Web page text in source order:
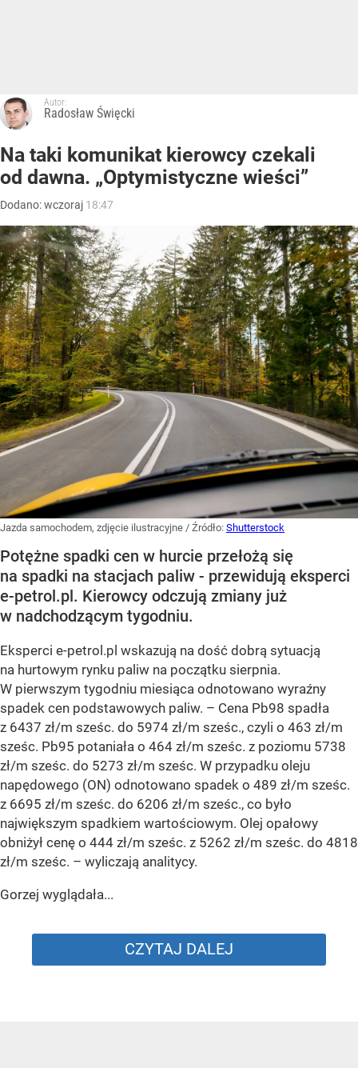
Autor:
Radosław Święcki
Na taki komunikat kierowcy czekali
od dawna. „Optymistyczne wieści”
Dodano:wczoraj 18:47
Jazda samochodem, zdjęcie ilustracyjne / Źródło: Shutterstock
Potężne spadki cen w hurcie przełożą się
na spadki na stacjach paliw - przewidują eksperci
e-petrol.pl. Kierowcy odczują zmiany już
w nadchodzącym tygodniu.
Eksperci e-petrol.pl wskazują na dość dobrą sytuacją
na hurtowym rynku paliw na początku sierpnia.
W pierwszym tygodniu miesiąca odnotowano wyraźny
spadek cen podstawowych paliw. – Cena Pb98 spadła
z 6437 zł/m sześc. do 5974 zł/m sześc., czyli o 463 zł/m
sześc. Pb95 potaniała o 464 zł/m sześc. z poziomu 5738
zł/m sześc. do 5273 zł/m sześc. W przypadku oleju
napędowego (ON) odnotowano spadek o 489 zł/m sześc.
z 6695 zł/m sześc. do 6206 zł/m sześc., co było
największym spadkiem wartościowym. Olej opałowy
obniżył cenę o 444 zł/m sześc. z 5262 zł/m sześc. do 4818
zł/m sześc. – wyliczają analitycy.
Gorzej wyglądała...
CZYTAJ DALEJ